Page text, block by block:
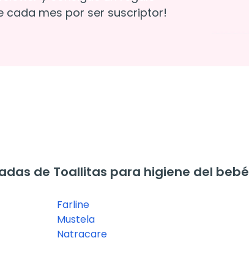
cada mes por ser suscriptor!
de Toallitas para higiene del bebé
Farline
Mustela
Natracare